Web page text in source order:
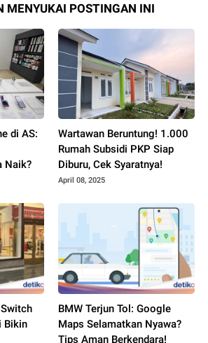
MENYUKAI POSTINGAN INI
di AS:
Naik?
Wartawan Beruntung! 1.000
Rumah Subsidi PKP Siap
Diburu, Cek Syaratnya!
April 08, 2025
Bikin
BMW Terjun Tol: Google
Maps Selamatkan Nyawa?
Tips Aman Berkendara!